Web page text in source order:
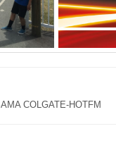
COLGATE-HOTFM